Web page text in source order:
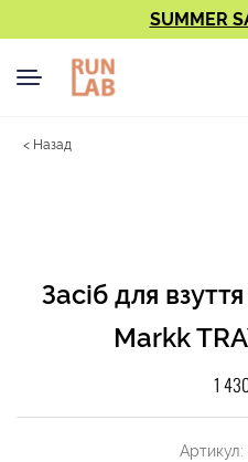
SUMMER
< Назад
Засіб для
Markk
1
Артикул: